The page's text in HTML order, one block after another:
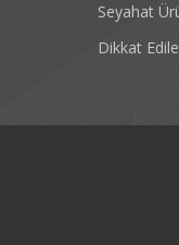
Seyahat
Dikkat